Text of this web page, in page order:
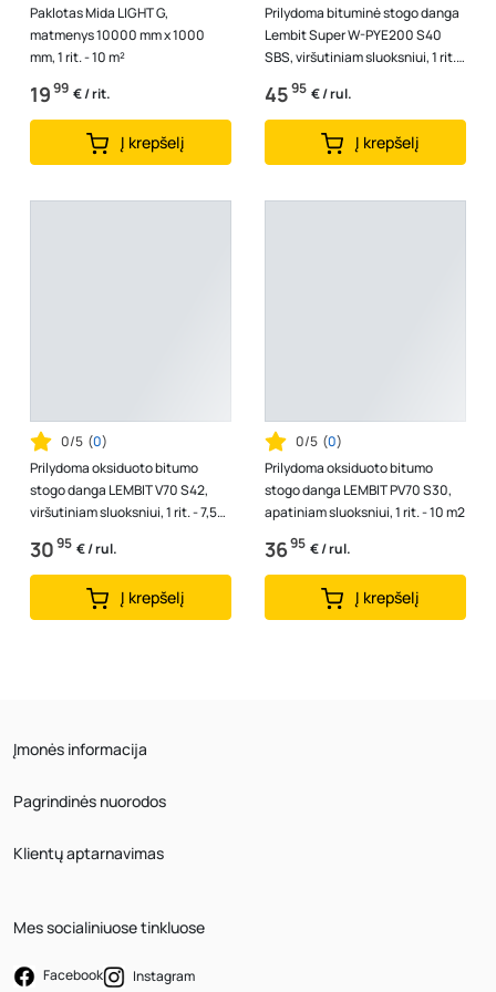
Paklotas Mida LIGHT G,
matmenys 10000 mm x 1000
mm, 1 rit. - 10 m²
1999 € / rit.
Į krepšelį
Prilydoma bituminė stogo danga
Lembit Super W-PYE200 S40
SBS, viršutiniam sluoksniui, 1 rit. -
7,5 m2
4595 € / rul.
Į krepšelį
0/5 (0)
Prilydoma oksiduoto bitumo
stogo danga LEMBIT V70 S42,
viršutiniam sluoksniui, 1 rit. - 7,5
3095 € / rul.
Į krepšelį
0/5 (0)
Prilydoma oksiduoto bitumo
stogo danga LEMBIT PV70 S30,
apatiniam sluoksniui, 1 rit. - 10 m2
3695 € / rul.
Į krepšelį
Įmonės informacija
Pagrindinės nuorodos
Klientų aptarnavimas
Mes socialiniuose tinkluose
Facebook Instagram